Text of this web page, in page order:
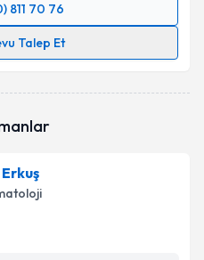
811 70 76
Talep Et
randevu almanız için bir